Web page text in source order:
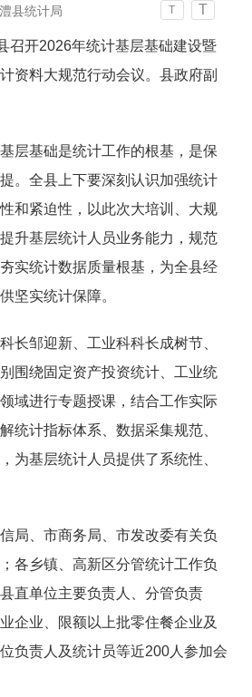
县统计局 T T
召开2026年统计基层基础建设暨
资料大规范行动会议。县政府副
层基础是统计工作的根基，是保
。全县上下要深刻认识加强统计
和紧迫性，以此次大培训、大规
升基层统计人员业务能力，规范
实统计数据质量根基，为全县经
坚实统计保障。
长邹迎新、工业科科长成树节、
围绕固定资产投资统计、工业统
域进行专题授课，结合工作实际
统计指标体系、数据采集规范、
为基层统计人员提供了系统性、
局、市商务局、市发改委有关负
各乡镇、高新区分管统计工作负
直单位主要负责人、分管负责
企业、限额以上批零住餐企业及
负责人及统计员等近200人参加会